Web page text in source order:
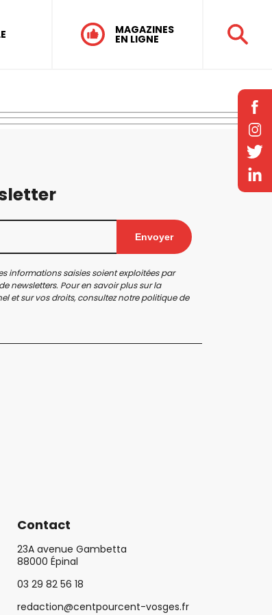
MAGAZINES
EN LIGNE
Envoyer
informations saisies soient exploitées par
newsletters. Pour en savoir plus sur la
et sur vos droits, consultez notrepolitique de
Contact
23A avenue Gambetta
88000 Épinal
03 29 82 56 18
redaction@centpourcent-vosges.fr